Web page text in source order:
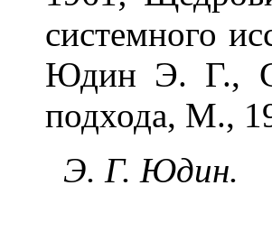
системного
Юдин Э. Г.,
подхода, М.,
Э. Г. Юдин.